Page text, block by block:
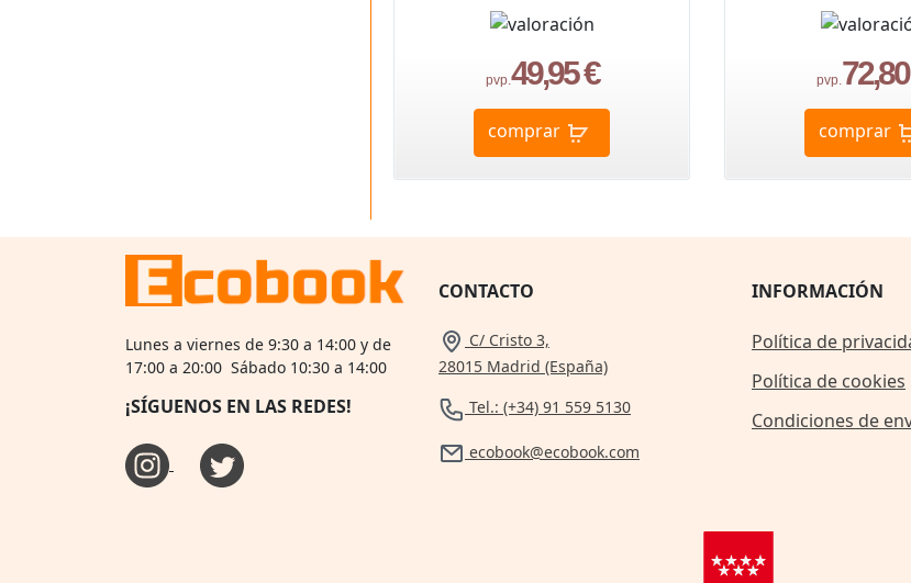
pvp.49,95 €
comprar
pvp.
comprar
Lunes a viernes de 9:30 a 14:00 y de
17:00 a 20:00 Sábado 10:30 a 14:00
¡SÍGUENOS EN LAS REDES!
CONTACTO
C/ Cristo 3,
28015 Madrid (España)
Tel.: (+34) 91 559 5130
ecobook@ecobook.com
INFORMACIÓN
Política de
Política de cookies
Condiciones de